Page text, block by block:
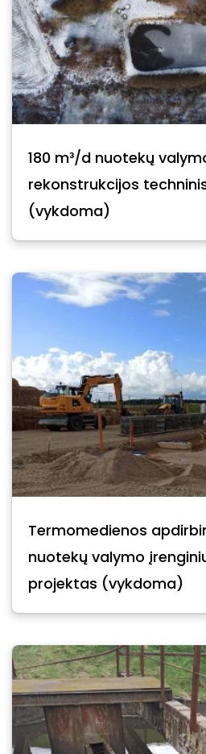
180 m³/d nuotekų
rekonstrukcijos
(vykdoma)
Termomedienos
nuotekų valymo
projektas (vykdoma)